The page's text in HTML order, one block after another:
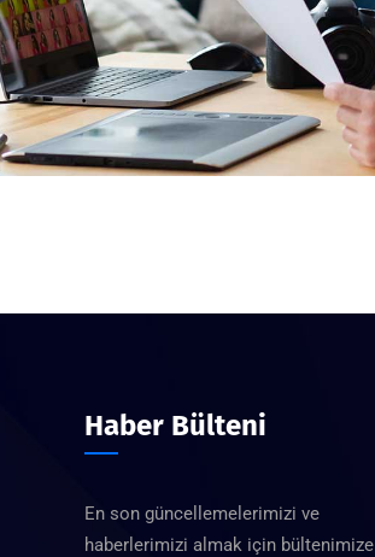
Haber Bülteni
En son güncellemelerimizi ve
haberlerimizi almak için bültenimize